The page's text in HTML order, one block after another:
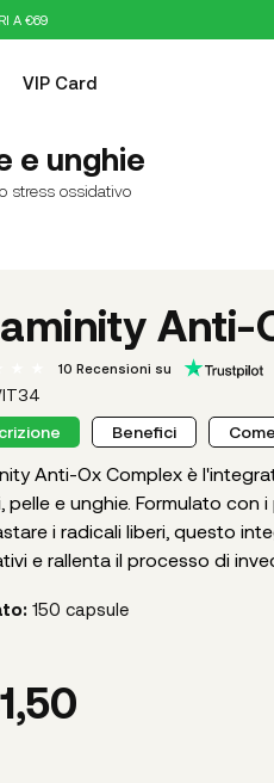
A €69
VIP Card
e unghie
stress ossidativo
Anti-
10 Recensioni su
Benefici
Anti-Ox Complex è
pelle e unghie. Formulato con
i radicali liberi, questo
e rallenta il processo di
150 capsule